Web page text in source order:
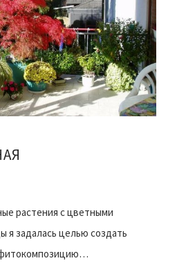
растения с цветными
я задалась целью создать